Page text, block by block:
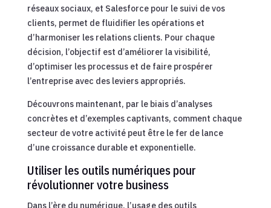
réseaux sociaux, et Salesforce pour le suivi de vos
clients, permet de fluidifier les opérations et
d’harmoniser les relations clients. Pour chaque
décision, l’objectif est d’améliorer la visibilité,
d’optimiser les processus et de faire prospérer
l’entreprise avec des leviers appropriés.
Découvrons maintenant, par le biais d’analyses
concrètes et d’exemples captivants, comment chaque
secteur de votre activité peut être le fer de lance
d’une croissance durable et exponentielle.
Utiliser les outils numériques pour
révolutionner votre business
Dans l’ère du numérique, l’usage des outils